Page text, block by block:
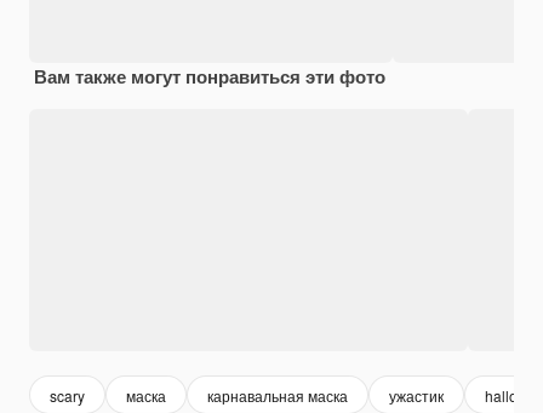
Вам также могут понравиться эти фото
scary маска карнавальная маска ужастик